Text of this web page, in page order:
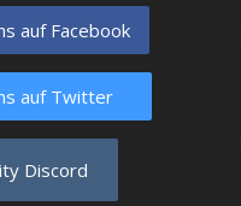
auf Facebook
auf Twitter
Discord